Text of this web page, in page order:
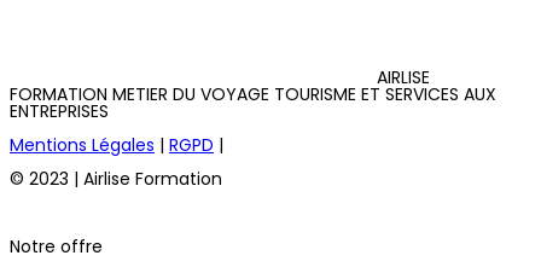
AIRLISE
FORMATION METIER DU VOYAGE TOURISME ET SERVICES AUX
ENTREPRISES
Mentions Légales | RGPD |
© 2023 | Airlise Formation
Notre offre